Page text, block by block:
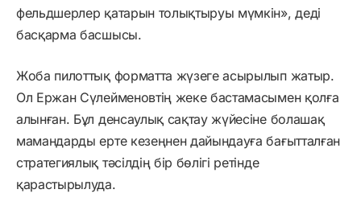
фельдшерлер қатарын толықтыруы мүмкін», деді
басқарма басшысы.
Жоба пилоттық форматта жүзеге асырылып жатыр.
Ол Ержан Сүлейменовтің жеке бастамасымен қолға
алынған. Бұл денсаулық сақтау жүйесіне болашақ
мамандарды ерте кезеңнен дайындауға бағытталған
стратегиялық тәсілдің бір бөлігі ретінде
қарастырылуда.